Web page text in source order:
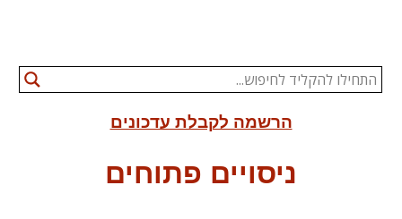
הרשמה לקבלת עדכונים
ניסויים פתוחים